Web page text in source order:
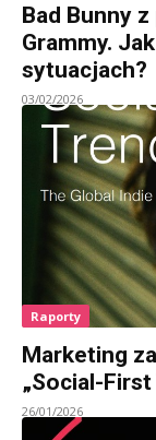
Bad Bunny
Grammy.
sytuacjach?
03/02/2026
Raporty
Marketing
„Social-
26/01/2026